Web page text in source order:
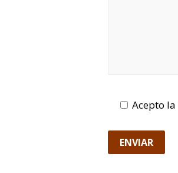
Acepto la